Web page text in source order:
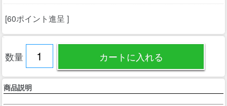
[60ポイント進呈 ]
数量
商品説明